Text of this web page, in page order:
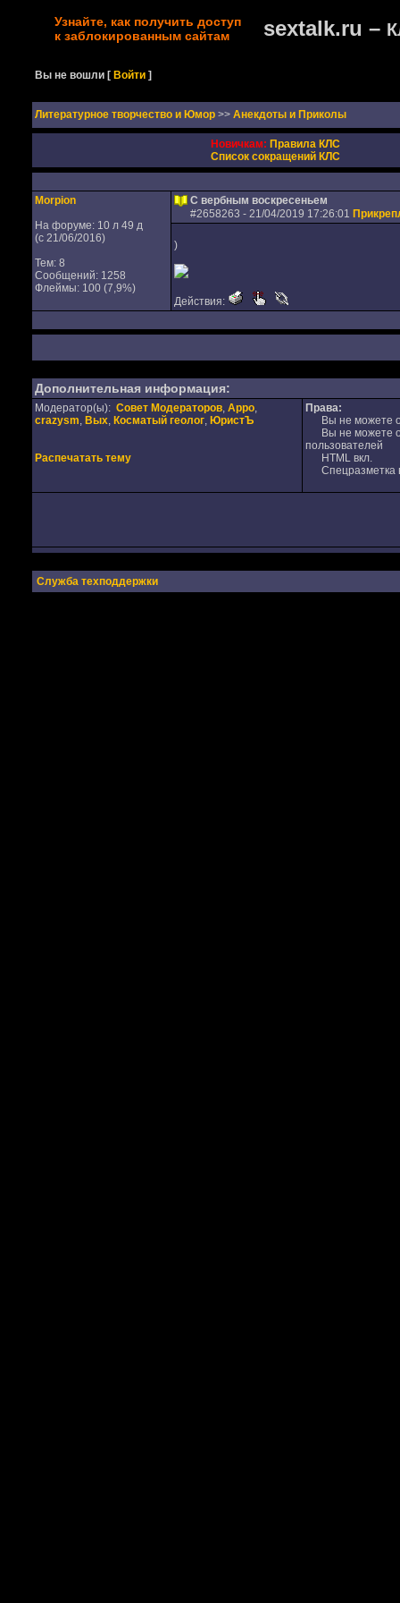
Узнайте, как получить доступ
к заблокированным сайтам
sextalk.ru –
Вы не вошли [Войти ]
Литературное творчество и Юмор >> Анекдоты и Приколы
Новичкам: Правила КЛС
Список сокращений КЛС
Morpion
На форуме: 10 л 49 д
(с 21/06/2016)
Тем: 8
Сообщений: 1258
Флеймы: 100 (7,9%)
С вербным воскресеньем
#2658263 - 21/04/2019 17:26:01
)
Действия:
Дополнительная информация:
Модератор(ы): Совет Модераторов, Appo,
crazysm, Вых, Косматый геолог, ЮристЪ
Распечатать тему
Права:
Вы не можете
Вы не можете
пользователей
HTML вкл.
Спецразметка
Служба техподдержки